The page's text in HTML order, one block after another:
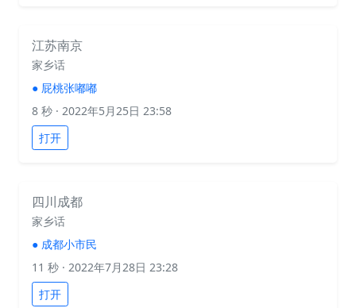
江苏南京
家乡话
● 屁桃张嘟嘟
8 秒 · 2022年5月25日 23:58
打开
四川成都
家乡话
● 成都小市民
11 秒 · 2022年7月28日 23:28
打开